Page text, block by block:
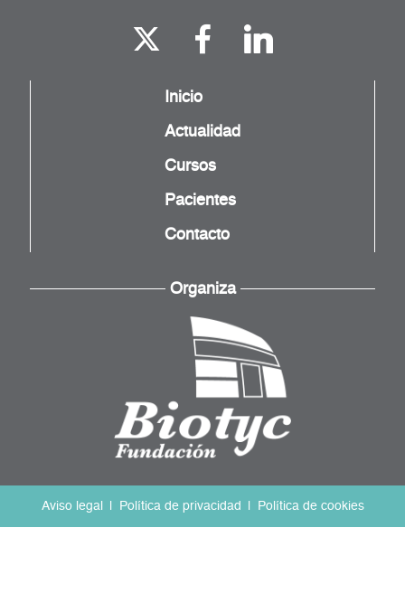
Inicio
Actualidad
Cursos
Pacientes
Contacto
Organiza
Aviso legal Política de privacidad Política de cookies